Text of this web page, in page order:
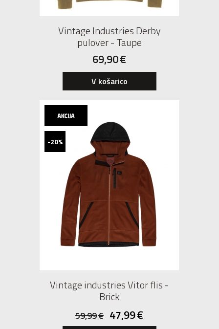
Vintage Industries Derby
pulover - Taupe
69,90€
V košarico
Vintage industries Vitor flis -
Brick
59,99€ 47,99€
-20%